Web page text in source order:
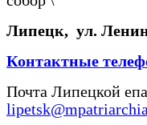
Липецк, ул.
Контактные
Почта Липецкой